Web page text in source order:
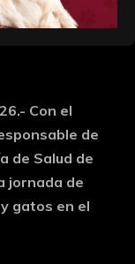
Con el
de
de Salud de
jornada de
gatos en el